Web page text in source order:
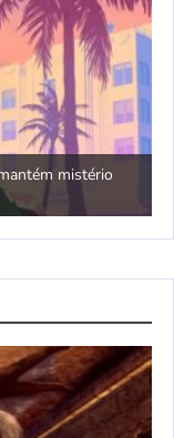
mistério